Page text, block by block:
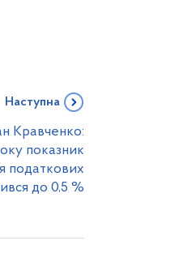
Наступна
Кравченко:
показник
податкових
до 0,5 %